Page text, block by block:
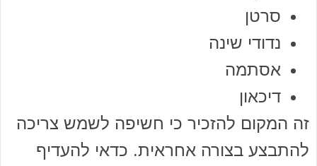
סרטן
נדודי שינה
אסתמה
דיכאון
זה המקום להזכיר כי חשיפה לשמש צריכה
להתבצע בצורה אחראית. כדאי להעדיף